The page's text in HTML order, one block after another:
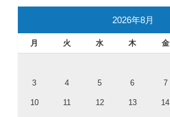
2026年8月
月 火 水 木 金
3 4 5 6 7
10 11 12 13 14